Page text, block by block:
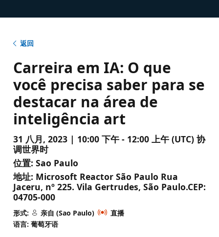
返回
Carreira em IA: O que
você precisa saber para se
destacar na área de
inteligência art
31 八月, 2023 | 10:00 下午 - 12:00 上午 (UTC) 协
调世界时
位置: Sao Paulo
地址: Microsoft Reactor São Paulo Rua
Jaceru, nº 225. Vila Gertrudes, São Paulo.CEP:
04705-000
形式: 亲自 (Sao Paulo)
直播
语言: 葡萄牙语